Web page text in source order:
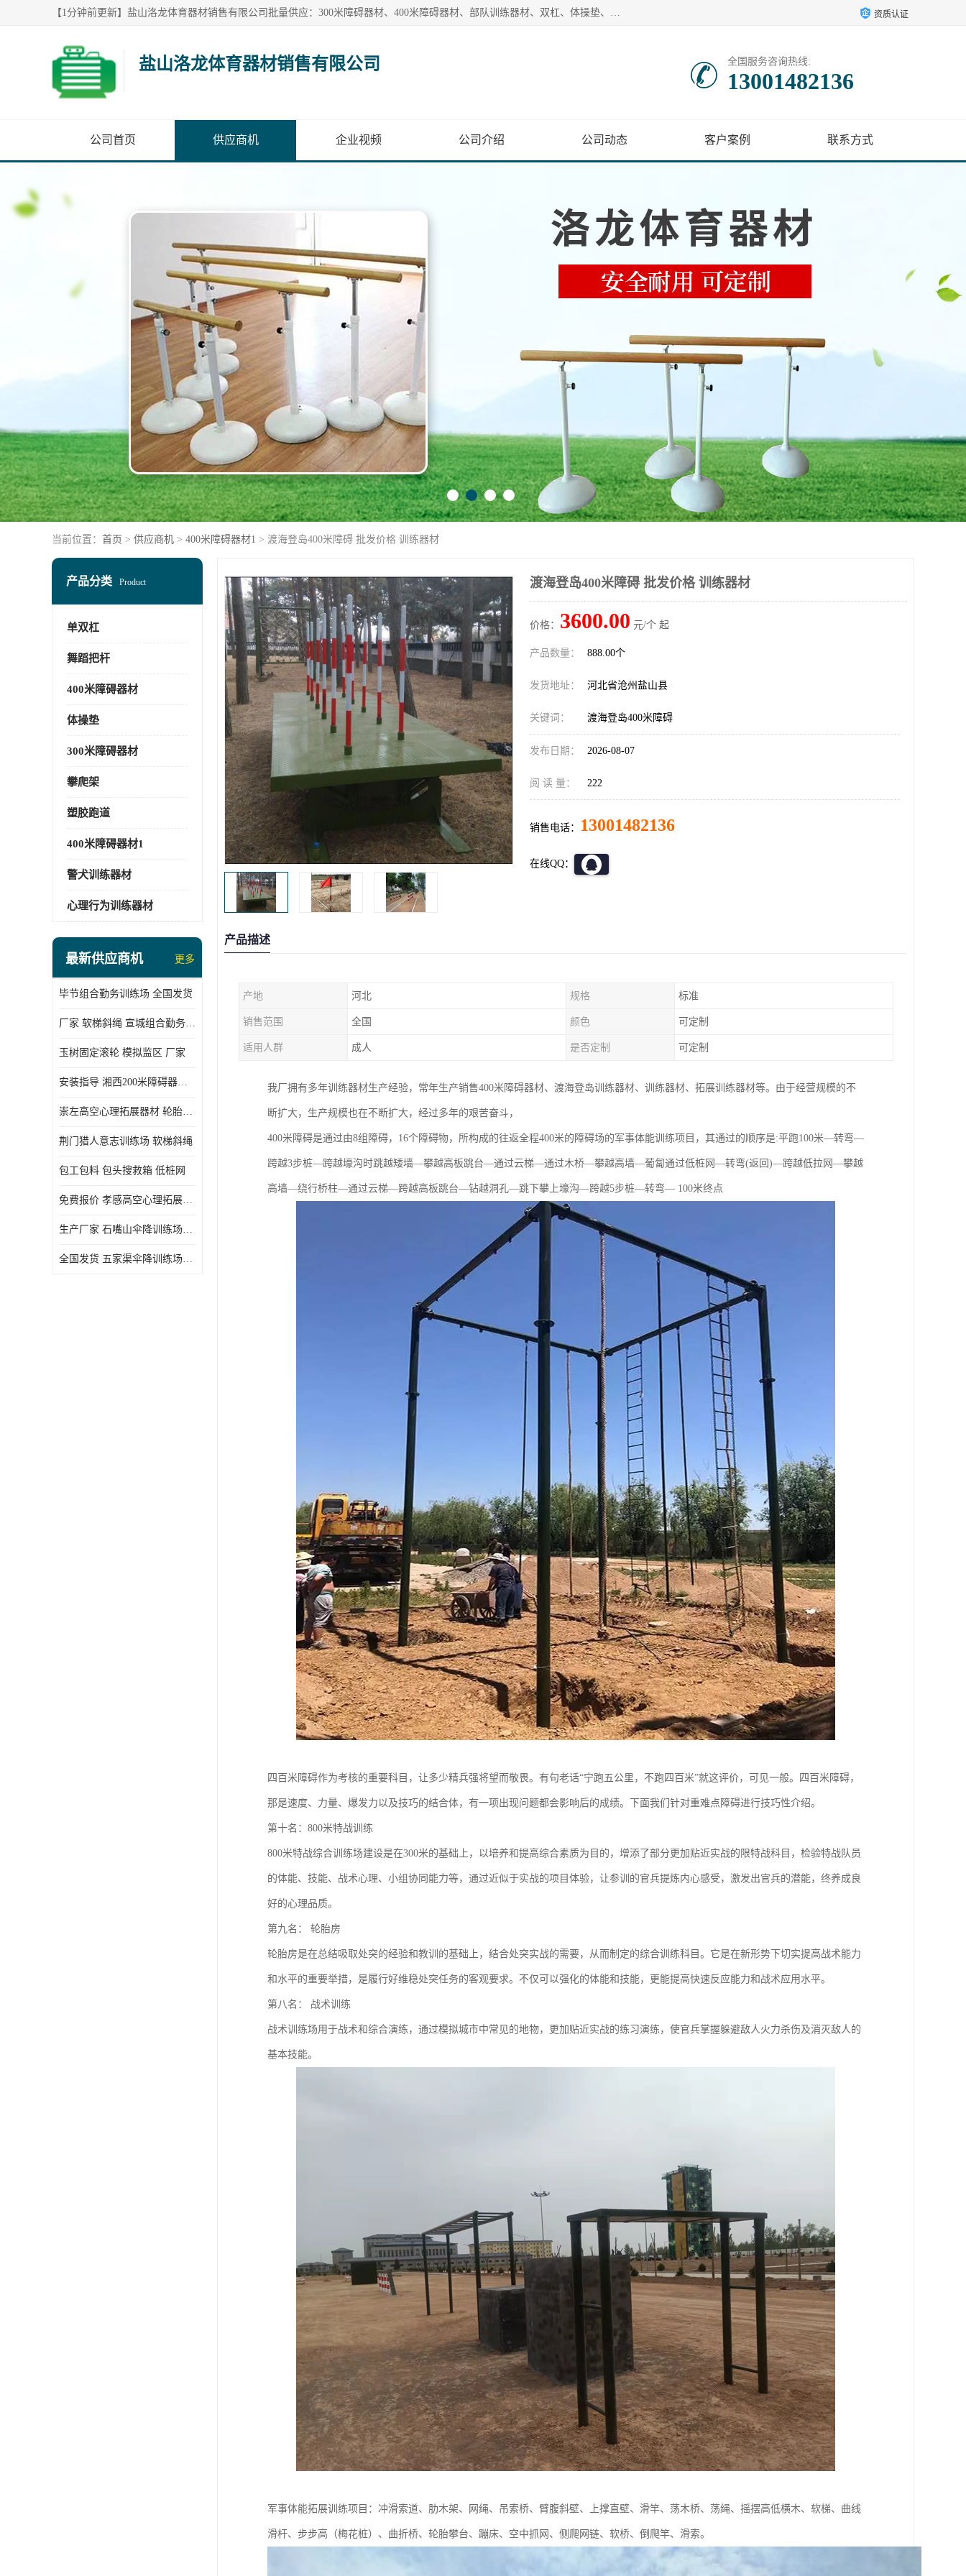
【1分钟前更新】盐山洛龙体育器材销售有限公司批量供应：300米障碍器材、400米障碍器材、部队训练器材、双杠、体操垫、舞蹈把杆等产品。盐山洛龙体育器材销售有限公司经过多年的发展，集研发，生产，销售，售后服务为一体. 奉行“质量，信誉，服务”的宗旨，以开拓创新的精神和真诚守信的态度积极进取。 资质认证
盐山洛龙体育器材销售有限公司 全国服务咨询热线:
13001482136
公司首页 供应商机 企业视频 公司介绍 公司动态 客户案例 联系方式
当前位置： 首页 > 供应商机 > 400米障碍器材1 > 渡海登岛400米障碍 批发价格 训练器材
产品分类 Product
单双杠
舞蹈把杆
400米障碍器材
体操垫
300米障碍器材
攀爬架
塑胶跑道
400米障碍器材1
警犬训练器材
心理行为训练器材
最新供应商机 更多
毕节组合勤务训练场 全国发货
厂家 软梯斜绳 宣城组合勤务训练场
玉树固定滚轮 模拟监区 厂家
安装指导 湘西200米障碍器材 模拟机降平台
崇左高空心理拓展器材 轮胎墙 技术参数
荆门猎人意志训练场 软梯斜绳
包工包料 包头搜救箱 低桩网
免费报价 孝感高空心理拓展器材 低桩网
生产厂家 石嘴山伞降训练场器材 空中单杠
全国发货 五家渠伞降训练场器材 低桩网
渡海登岛400米障碍 批发价格 训练器材
价格： 3600.00 元/个 起
产品数量： 888.00个
发货地址： 河北省沧州盐山县
关键词： 渡海登岛400米障碍
发布日期： 2026-08-07
阅 读 量： 222
销售电话： 13001482136
在线QQ：
产品描述
产地 河北 规格 标准
销售范围 全国 颜色 可定制
适用人群 成人 是否定制 可定制
我厂拥有多年训练器材生产经验，常年生产销售400米障碍器材、渡海登岛训练器材、训练器材、拓展训练器材等。由于经营规模的不
断扩大，生产规模也在不断扩大，经过多年的艰苦奋斗，
400米障碍是通过由8组障碍，16个障碍物，所构成的往返全程400米的障碍场的军事体能训练项目，其通过的顺序是:平跑100米—转弯—
跨越3步桩—跨越壕沟时跳越矮墙—攀越高板跳台—通过云梯—通过木桥—攀越高墙—葡匐通过低桩网—转弯(返回)—跨越低拉网—攀越
高墙—绕行桥柱—通过云梯—跨越高板跳台—钻越洞孔—跳下攀上壕沟—跨越5步桩—转弯— 100米终点
四百米障碍作为考核的重要科目，让多少精兵强将望而敬畏。有句老话“宁跑五公里，不跑四百米”就这评价，可见一般。四百米障碍，
那是速度、力量、爆发力以及技巧的结合体，有一项出现问题都会影响后的成绩。下面我们针对重难点障碍进行技巧性介绍。
第十名：800米特战训练
800米特战综合训练场建设是在300米的基础上，以培养和提高综合素质为目的，增添了部分更加贴近实战的限特战科目，检验特战队员
的体能、技能、战术心理、小组协同能力等，通过近似于实战的项目体验，让参训的官兵提炼内心感受，激发出官兵的潜能，终养成良
好的心理品质。
第九名： 轮胎房
轮胎房是在总结吸取处突的经验和教训的基础上，结合处突实战的需要，从而制定的综合训练科目。它是在新形势下切实提高战术能力
和水平的重要举措，是履行好维稳处突任务的客观要求。不仅可以强化的体能和技能，更能提高快速反应能力和战术应用水平。
第八名： 战术训练
战术训练场用于战术和综合演练，通过模拟城市中常见的地物，更加贴近实战的练习演练，使官兵掌握躲避敌人火力杀伤及消灭敌人的
基本技能。
军事体能拓展训练项目：冲滑索道、肋木架、网绳、吊索桥、臂腹斜壁、上撑直壁、滑竿、荡木桥、荡绳、摇摆高低横木、软梯、曲线
滑杆、步步高（梅花桩）、曲折桥、轮胎攀台、蹦床、空中抓网、侧爬网链、软桥、倒爬竿、滑索。